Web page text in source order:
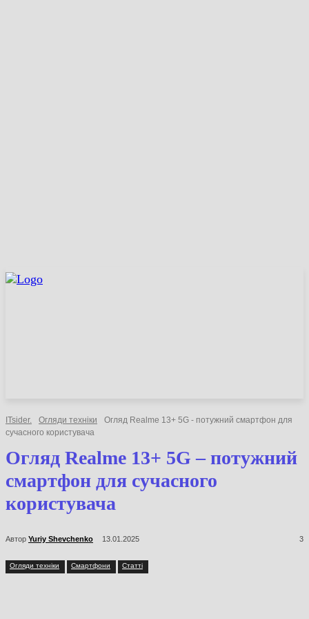
ITsider. Огляди техніки
Огляд Realme 13+ 5G - потужний смартфон для
сучасного користувача
Огляд Realme 13+ 5G –
потужний смартфон для
сучасного користувача
Автор Yuriy Shevchenko 13.01.2025 3
Огляди техніки Смартфони Статті